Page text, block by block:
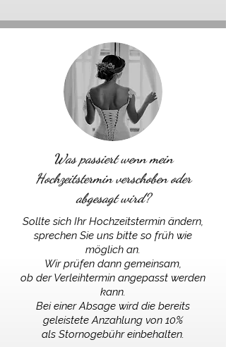
Was passiert wenn mein
Hochzeitstermin verschoben oder
abgesagt wird?
Sollte sich Ihr Hochzeitstermin ändern,
sprechen Sie uns bitte so früh wie
möglich an.
Wir prüfen dann gemeinsam,
ob der Verleihtermin angepasst werden
kann.
Bei einer Absage wird die bereits
geleistete Anzahlung von 10%
als Stornogebühr einbehalten.